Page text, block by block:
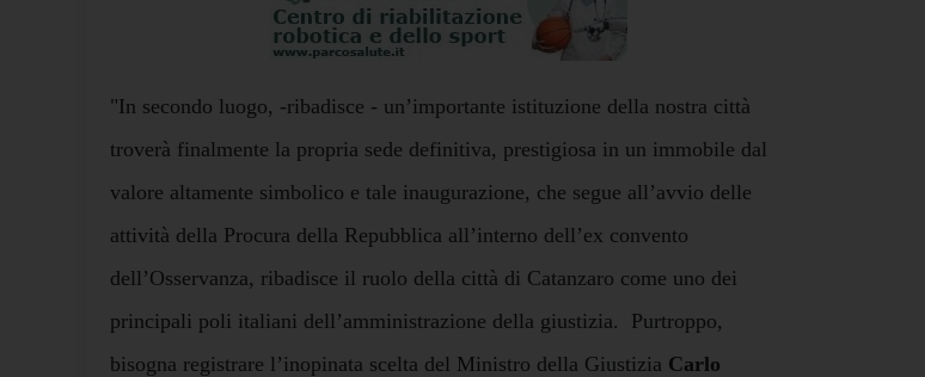
"In secondo luogo, -ribadisce - un’importante istituzione della nostra città
troverà finalmente la propria sede definitiva, prestigiosa in un immobile dal
valore altamente simbolico e tale inaugurazione, che segue all’avvio delle
attività della Procura della Repubblica all’interno dell’ex convento
dell’Osservanza, ribadisce il ruolo della città di Catanzaro come uno dei
principali poli italiani dell’amministrazione della giustizia. Purtroppo,
bisogna registrare l’inopinata scelta del Ministro della Giustizia Carlo